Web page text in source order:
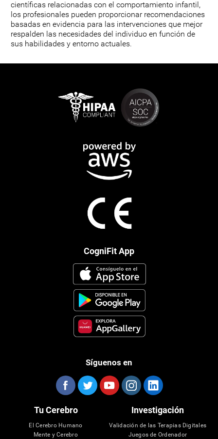
científicas relacionadas con el comportamiento infantil,
los profesionales pueden proporcionar recomendaciones
basadas en evidencia para las intervenciones que mejor
respalden las necesidades del individuo en función de
sus habilidades y entorno actuales.
CogniFit App
Síguenos en
Tu Cerebro
El Cerebro Humano
Mente y Cerebro
Investigación
Validación de las Terapias Digitales
Juegos de Ordenador